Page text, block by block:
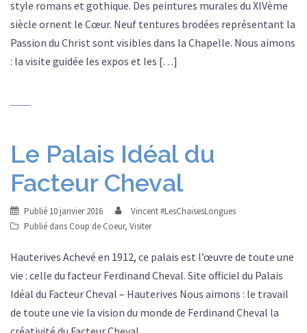
style romans et gothique. Des peintures murales du XIVème
siècle ornent le Cœur. Neuf tentures brodées représentant la
Passion du Christ sont visibles dans la Chapelle. Nous aimons
: la visite guidée les expos et les […]
Le Palais Idéal du
Facteur Cheval
Publié 10 janvier 2016
Vincent #LesChaisesLongues
Publié dans Coup de Coeur, Visiter
Hauterives Achevé en 1912, ce palais est l’œuvre de toute une
vie : celle du facteur Ferdinand Cheval. Site officiel du Palais
Idéal du Facteur Cheval – Hauterives Nous aimons : le travail
de toute une vie la vision du monde de Ferdinand Cheval la